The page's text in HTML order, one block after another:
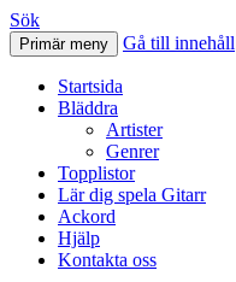
Svenskatabs.se
Sök
Primär meny Gå till innehåll
Startsida
Bläddra
Artister
Genrer
Topplistor
Lär dig spela Gitarr
Ackord
Hjälp
Kontakta oss